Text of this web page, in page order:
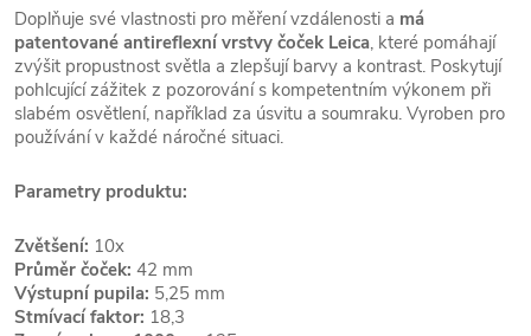
Doplňuje své vlastnosti pro měření vzdálenosti a má
patentované antireflexní vrstvy čoček Leica, které pomáhají
zvýšit propustnost světla a zlepšují barvy a kontrast. Poskytují
pohlcující zážitek z pozorování s kompetentním výkonem při
slabém osvětlení, například za úsvitu a soumraku. Vyroben pro
používání v každé náročné situaci.
Parametry produktu:
Zvětšení: 10x
Průměr čoček: 42 mm
Výstupní pupila: 5,25 mm
Stmívací faktor: 18,3